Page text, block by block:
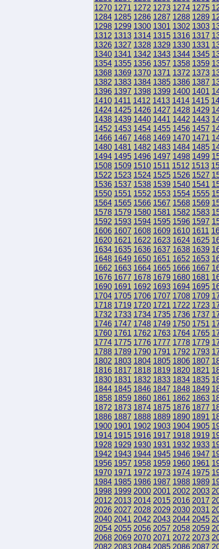
1270 1271 1272 1273 1274 1275
1284 1285 1286 1287 1288 1289
1298 1299 1300 1301 1302 1303
1312 1313 1314 1315 1316 1317
1326 1327 1328 1329 1330 1331
1340 1341 1342 1343 1344 1345
1354 1355 1356 1357 1358 1359
1368 1369 1370 1371 1372 1373
1382 1383 1384 1385 1386 1387
1396 1397 1398 1399 1400 1401
1410 1411 1412 1413 1414 1415
1424 1425 1426 1427 1428 1429
1438 1439 1440 1441 1442 1443
1452 1453 1454 1455 1456 1457
1466 1467 1468 1469 1470 1471
1480 1481 1482 1483 1484 1485
1494 1495 1496 1497 1498 1499
1508 1509 1510 1511 1512 1513
1522 1523 1524 1525 1526 1527
1536 1537 1538 1539 1540 1541
1550 1551 1552 1553 1554 1555
1564 1565 1566 1567 1568 1569
1578 1579 1580 1581 1582 1583
1592 1593 1594 1595 1596 1597
1606 1607 1608 1609 1610 1611
1620 1621 1622 1623 1624 1625
1634 1635 1636 1637 1638 1639
1648 1649 1650 1651 1652 1653
1662 1663 1664 1665 1666 1667
1676 1677 1678 1679 1680 1681
1690 1691 1692 1693 1694 1695
1704 1705 1706 1707 1708 1709
1718 1719 1720 1721 1722 1723
1732 1733 1734 1735 1736 1737
1746 1747 1748 1749 1750 1751
1760 1761 1762 1763 1764 1765
1774 1775 1776 1777 1778 1779
1788 1789 1790 1791 1792 1793
1802 1803 1804 1805 1806 1807
1816 1817 1818 1819 1820 1821
1830 1831 1832 1833 1834 1835
1844 1845 1846 1847 1848 1849
1858 1859 1860 1861 1862 1863
1872 1873 1874 1875 1876 1877
1886 1887 1888 1889 1890 1891
1900 1901 1902 1903 1904 1905
1914 1915 1916 1917 1918 1919
1928 1929 1930 1931 1932 1933
1942 1943 1944 1945 1946 1947
1956 1957 1958 1959 1960 1961
1970 1971 1972 1973 1974 1975
1984 1985 1986 1987 1988 1989
1998 1999 2000 2001 2002 2003
2012 2013 2014 2015 2016 2017
2026 2027 2028 2029 2030 2031
2040 2041 2042 2043 2044 2045
2054 2055 2056 2057 2058 2059
2068 2069 2070 2071 2072 2073
2082 2083 2084 2085 2086 2087